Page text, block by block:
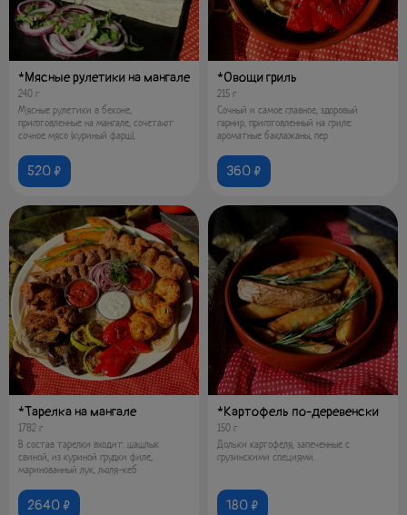
*Мясные рулетики на мангале
240 г
Мясные рулетики в беконе,
приготовленные на мангале, сочетают
сочное мясо (куриный фарш),
520 ₽
*Овощи гриль
215 г
Сочный и самое главное, здоровый
гарнир, приготовленный на гриле:
ароматные баклажаны, пер
360 ₽
*Тарелка на мангале
1782 г
В состав тарелки входит: шашлык
свиной, из куриной грудки филе,
маринованный лук, люля-кеб
2640 ₽
*Картофель по-деревенски
150 г
Дольки картофеля, запеченные с
грузинскими специями.
180 ₽